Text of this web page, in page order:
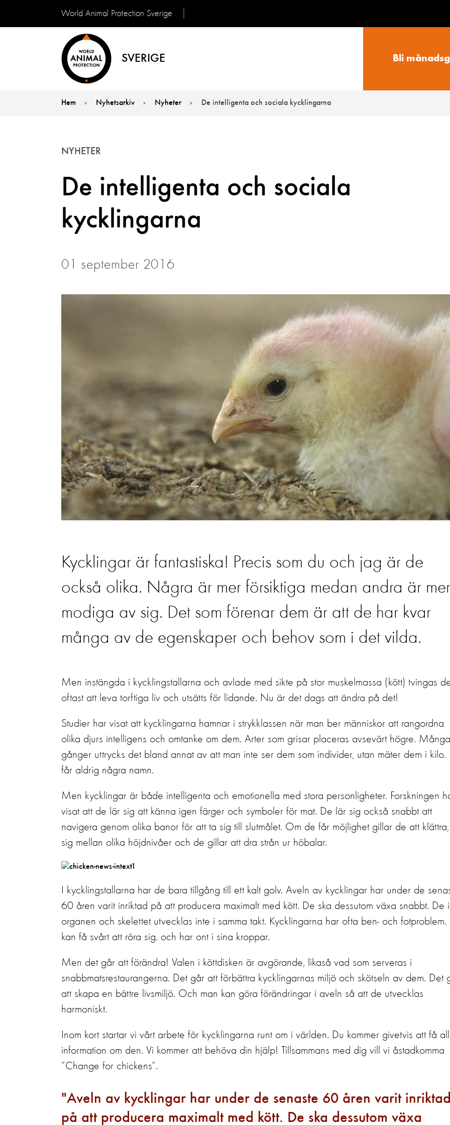
World Animal Protection Sverige
SVERIGE Bli
Hem Nyhetsarkiv Nyheter De intelligenta och sociala kycklingarna
De intelligenta och sociala
kycklingarna
NYHETER
01 september 2016
Kycklingar är fantastiska! Precis som du och jag är de
också olika. Några är mer försiktiga medan andra är mer
modiga av sig. Det som förenar dem är att de har kvar
många av de egenskaper och behov som i det vilda.
Men instängda i kycklingstallarna och avlade med sikte på stor muskelmassa (kött) tvingas
oftast att leva torftiga liv och utsätts för lidande. Nu är det dags att ändra på det!
Studier har visat att kycklingarna hamnar i strykklassen när man ber människor att rangordna
olika djurs intelligens och omtanke om dem. Arter som grisar placeras avsevärt högre. Många
gånger uttrycks det bland annat av att man inte ser dem som individer, utan mäter dem i kilo.
får aldrig några namn.
Men kycklingar är både intelligenta och emotionella med stora personligheter. Forskningen
visat att de lär sig att känna igen färger och symboler för mat. De lär sig också snabbt att
navigera genom olika banor för att ta sig till slutmålet. Om de får möjlighet gillar de att
sig mellan olika höjdnivåer och de gillar att dra strån ur höbalar.
I kycklingstallarna har de bara tillgång till ett kalt golv. Aveln av kycklingar har under de
60 åren varit inriktad på att producera maximalt med kött. De ska dessutom växa snabbt. De
organen och skelettet utvecklas inte i samma takt. Kycklingarna har ofta ben- och fotproblem.
kan få svårt att röra sig. och har ont i sina kroppar.
Men det går att förändra! Valen i köttdisken är avgörande, likaså vad som serveras i
snabbmatsrestaurangerna. Det går att förbättra kycklingarnas miljö och skötseln av dem. Det
att skapa en bättre livsmiljö. Och man kan göra förändringar i aveln så att de utvecklas
harmoniskt.
Inom kort startar vi vårt arbete för kycklingarna runt om i världen. Du kommer givetvis att få all
information om den. Vi kommer att behöva din hjälp! Tillsammans med dig vill vi åstadkomma
”Change for chickens”.
Aveln av kycklingar har under de senaste 60 åren varit
på att producera maximalt med kött. De ska dessutom växa